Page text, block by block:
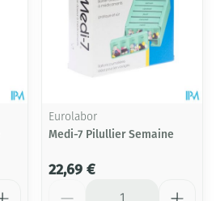
Eurolabor
Medi-7 Pilullier Semaine
22,69 €